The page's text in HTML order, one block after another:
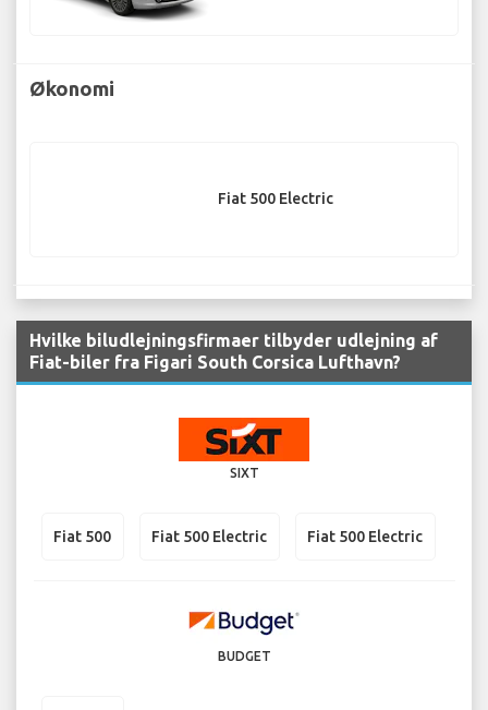
Økonomi
Fiat 500 Electric
Hvilke biludlejningsfirmaer tilbyder udlejning af
Fiat-biler fra Figari South Corsica Lufthavn?
SIXT
Fiat 500 Fiat 500 Electric Fiat 500 Electric
BUDGET